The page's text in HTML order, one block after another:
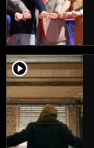
player2